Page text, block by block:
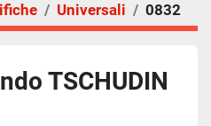
Universali 0832
TSCHUDIN